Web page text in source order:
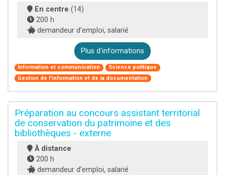
En centre (14)
200 h
demandeur d’emploi, salarié
Plus d'informations
Information et communication
Science politique
Gestion de l'information et de la documentation
Préparation au concours assistant territorial
de conservation du patrimoine et des
bibliothèques - externe
À distance
200 h
demandeur d’emploi, salarié